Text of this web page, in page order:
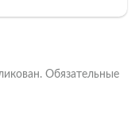
Обязательные